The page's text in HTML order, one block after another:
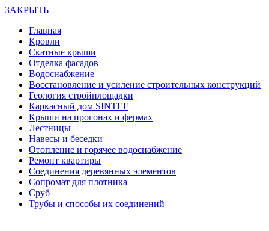
ЗАКРЫТЬ
Главная
Кровли
Скатные крыши
Отделка фасадов
Водоснабжение
Восстановление и усиление строительных конструкций
Геология стройплощадки
Каркасный дом SINTEF
Крыши на прогонах и фермах
Лестницы
Навесы и беседки
Отопление и горячее водоснабжение
Ремонт квартиры
Соединения деревянных элементов
Сопромат для плотника
Сруб
Трубы и способы их соединений